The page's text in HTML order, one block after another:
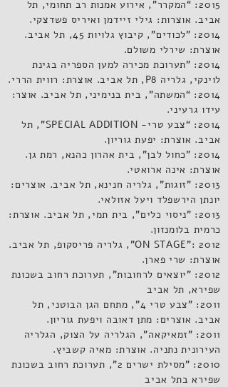
2015: “המקרר", אירוע אמנות רב תחומי, תל
אביב. אוצרות: גילי זיידמן ואיריס פשדצקי.
2014: ”לכודים", קיבוץ גלויות 45, תל אביב.
אוצרת: שירלי משולם.
2014: ”תערוכת מכירה למען הספריה בגינת
לוינקי, גלריה P8, תל אביב. אוצרת: רווית הררי.
2014: “המשתה", בית בנימיני, תל אביב. אוצר:
עידו גרעיני.
2014: “צבע טרי- SPECIAL ADDITION”, תל
אביב. אוצרת: יפעת גוריון.
2014: "כחול לבן", בית אהרון כהנא, רמת גן.
אוצרת: אינה ארואטי.
2013: "זוגות", גלריה חנינא, תל אביב. אוצרים:
יונתן הירשפלד ויעל אזולאי.
2013: "ניסוי כלים", בית תמי, תל אביב. אוצרת:
כרמית בלומנזון.
2012 :"ON STAGE", גלריה פריסקופ, תל אביב.
אוצרת: שרי פארן.
2012: "יוצאים לרחובות", תערוכת רחוב בשכונת
שפירא, תל אביב
2011: "צבע טרי 4", מתחם הגן הבוטני, תל
אביב. אוצרים: מתן דאובה ויפעת גוריון.
2011: "זמאיקאה", הגלריה על הצוק, הגלריה
העירונית נתניה. אוצרת: מאיה קשביץ.
2010: "מסילת ישרים 2", תערוכת רחוב בשכונת
שפירא בתל אביב